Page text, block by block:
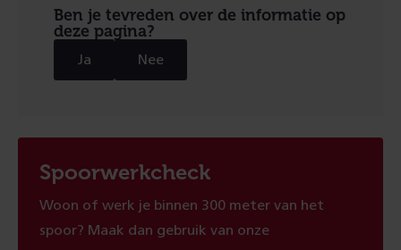
Ben je tevreden over de informatie op
deze pagina?
Ja Nee
Spoorwerkcheck
Woon of werk je binnen 300 meter van het
spoor? Maak dan gebruik van onze